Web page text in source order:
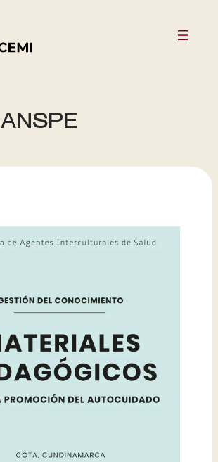
ANSPE